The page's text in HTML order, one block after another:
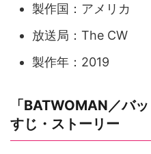
製作国：アメリカ
放送局：The CW
製作年：2019
「BATWOMAN／バ
すじ・ストーリー